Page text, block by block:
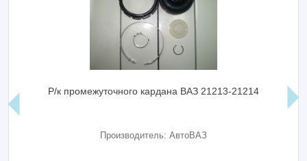
Р/к промежуточного кардана ВАЗ 21213-21214
Производитель: АвтоВАЗ